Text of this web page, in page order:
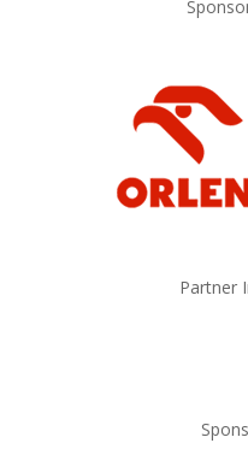
Partner